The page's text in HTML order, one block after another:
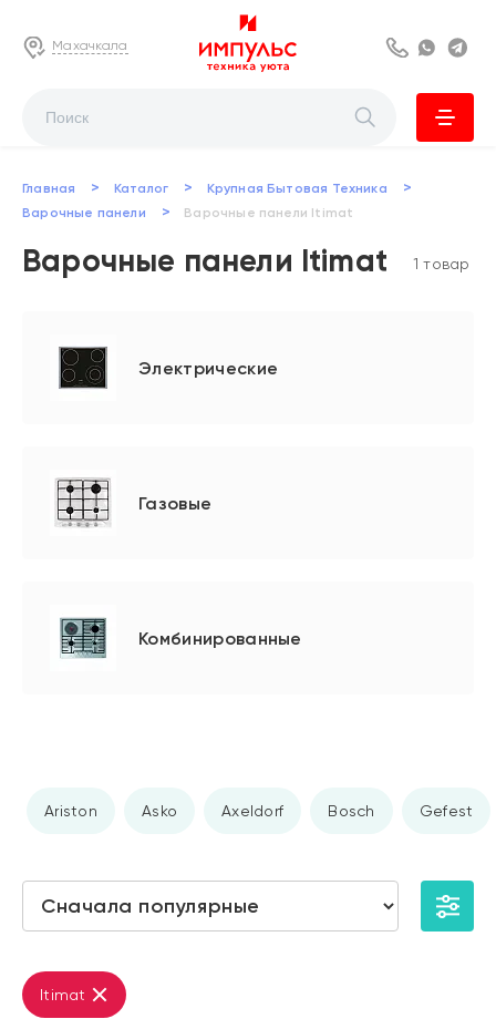
Махачкала 8 800 222 63
Главная > Каталог > Крупная Бытовая Техника >
Варочные панели > Варочные панели Itimat
Варочные панели Itimat 1 товар
Электрические
Газовые
Комбинированные
Ariston Asko Axeldorf Bosch Gefest
Itimat